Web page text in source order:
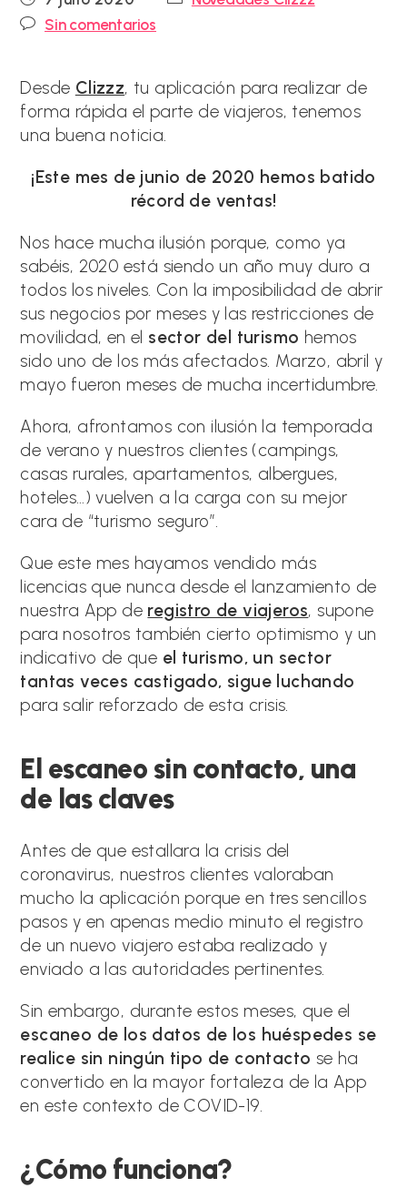
de
la
Comentarios
Sin comentarios
Desde Clizzz, tu aplicación para realizar de
forma rápida el parte de viajeros, tenemos
una buena noticia.
¡Este mes de junio de 2020 hemos batido
récord de ventas!
Nos hace mucha ilusión porque, como ya
sabéis, 2020 está siendo un año muy duro a
todos los niveles. Con la imposibilidad de abrir
sus negocios por meses y las restricciones de
movilidad, en el sector del turismo hemos
sido uno de los más afectados. Marzo, abril y
mayo fueron meses de mucha incertidumbre.
Ahora, afrontamos con ilusión la temporada
de verano y nuestros clientes (campings,
casas rurales, apartamentos, albergues,
hoteles…) vuelven a la carga con su mejor
cara de “turismo seguro”.
Que este mes hayamos vendido más
licencias que nunca desde el lanzamiento de
nuestra App de registro de viajeros, supone
para nosotros también cierto optimismo y un
indicativo de que el turismo, un sector
tantas veces castigado, sigue luchando
para salir reforzado de esta crisis.
El escaneo sin contacto, una
de las claves
Antes de que estallara la crisis del
coronavirus, nuestros clientes valoraban
mucho la aplicación porque en tres sencillos
pasos y en apenas medio minuto el registro
de un nuevo viajero estaba realizado y
enviado a las autoridades pertinentes.
Sin embargo, durante estos meses, que el
escaneo de los datos de los huéspedes se
realice sin ningún tipo de contacto se ha
convertido en la mayor fortaleza de la App
en este contexto de COVID-19.
¿Cómo funciona?